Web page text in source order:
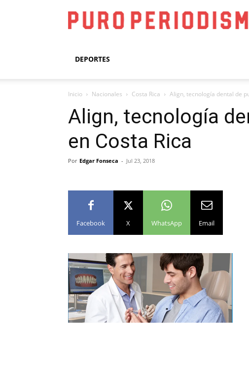
DEPORTES
Inicio Nacionales Costa Rica Align, tecnología dental de
Align, tecnología
en Costa Rica
Por Edgar Fonseca - Jul 23, 2018
Facebook X WhatsApp Email